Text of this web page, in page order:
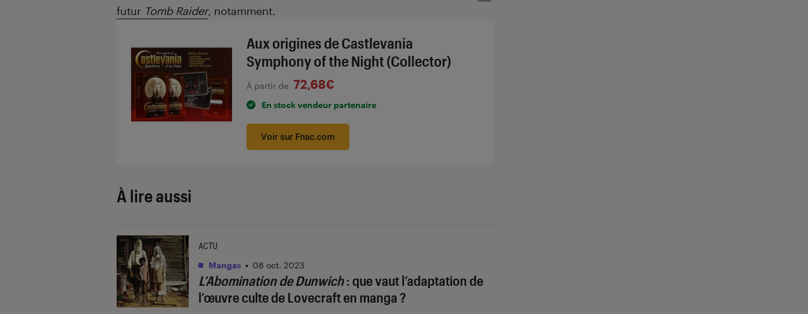
futur Tomb Raider, notamment.
Aux origines de Castlevania
Symphony of the Night (Collector)
À partir de 72,68€
En stock vendeur partenaire
Voir sur Fnac.com
À lire aussi
L’Abomination de Dunwich: que vaut l’adaptation de
l’œuvre culte de Lovecraft en manga ?
ACTU
Mangas • 08 oct. 2023